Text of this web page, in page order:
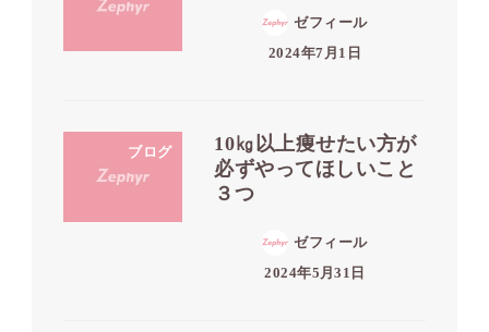
ゼフィール
2024年7月1日
ブログ
10㎏以上痩せたい方が
必ずやってほしいこと
３つ
ゼフィール
2024年5月31日